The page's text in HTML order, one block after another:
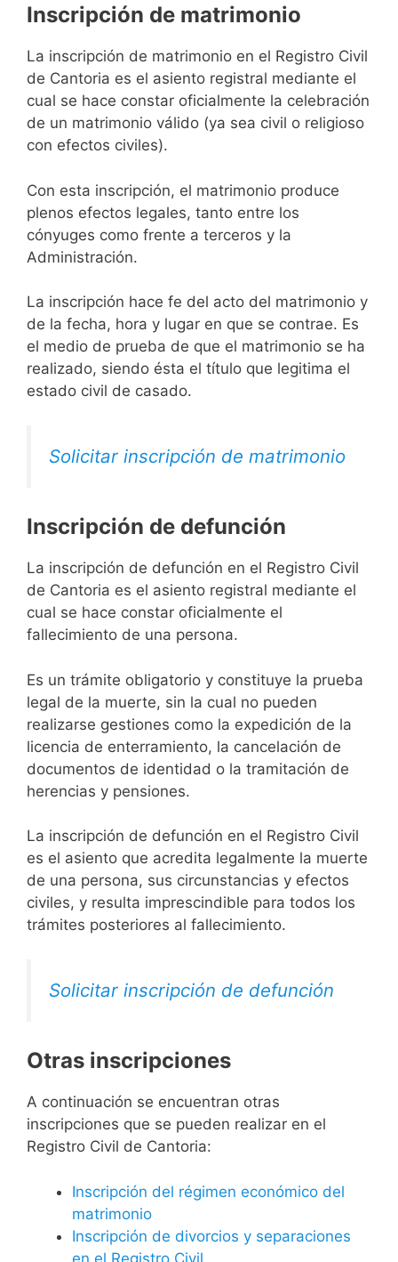
Inscripción de matrimonio
La inscripción de matrimonio en el Registro Civil
de Cantoria es el asiento registral mediante el
cual se hace constar oficialmente la celebración
de un matrimonio válido (ya sea civil o religioso
con efectos civiles).
Con esta inscripción, el matrimonio produce
plenos efectos legales, tanto entre los
cónyuges como frente a terceros y la
Administración.
La inscripción hace fe del acto del matrimonio y
de la fecha, hora y lugar en que se contrae. Es
el medio de prueba de que el matrimonio se ha
realizado, siendo ésta el título que legitima el
estado civil de casado.
Solicitar inscripción de matrimonio
Inscripción de defunción
La inscripción de defunción en el Registro Civil
de Cantoria es el asiento registral mediante el
cual se hace constar oficialmente el
fallecimiento de una persona.
Es un trámite obligatorio y constituye la prueba
legal de la muerte, sin la cual no pueden
realizarse gestiones como la expedición de la
licencia de enterramiento, la cancelación de
documentos de identidad o la tramitación de
herencias y pensiones.
La inscripción de defunción en el Registro Civil
es el asiento que acredita legalmente la muerte
de una persona, sus circunstancias y efectos
civiles, y resulta imprescindible para todos los
trámites posteriores al fallecimiento.
Solicitar inscripción de defunción
Otras inscripciones
A continuación se encuentran otras
inscripciones que se pueden realizar en el
Registro Civil de Cantoria:
Inscripción del régimen económico del
matrimonio
Inscripción de divorcios y separaciones
en el Registro Civil